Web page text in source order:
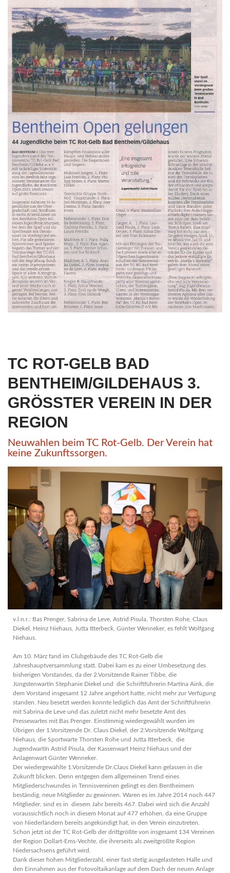
TC ROT-GELB BAD
BENTHEIM/GILDEHAUS 3.
GRÖSSTER VEREIN IN DER R
EGION
Neuwahlen beim TC Rot-Gelb. Der Verein hat
keine Zukunftssorgen.
v.l.n.r.: Bas Prenger, Sabrina de Leve, Astrid Pisula, Thorsten Rohe, Claus
Diekel, Heinz Niehaus, Jutta Itterbeck, Günter Wenneker, es fehlt Wolfgang
Niehaus.
Am 10. März fand im Clubgebäude des TC Rot-Gelb die
Jahreshauptversammlung statt. Dabei kam es zu einer Umbesetzung des
bisherigen Vorstandes, da der 2.Vorsitzende Rainer Tibbe, die
Jüngstenwartin Stephanie Diekel und die Schriftführerin Martina Aink, die
dem Vorstand insgesamt 12 Jahre angehört hatte, nicht mehr zur Verfügung
standen. Neu besetzt werden konnte lediglich das Amt der Schriftführerin
mit Sabrina de Leve und das zuletzt nicht mehr besetzte Amt des
Pressewartes mit Bas Prenger. Einstimmig wiedergewählt wurden im
Übrigen der 1.Vorsitzende Dr. Claus Diekel, der 2.Vorsitzende Wolfgang
Niehaus, die Sportwarte Thorsten Rohe und Jutta Itterbeck, die
Jugendwartin Astrid Pisula, der Kassenwart Heinz Niehaus und der
Anlagenwart Günter Wenneker.
Der wiedergewählte 1.Vorsitzende Dr.Claus Diekel kann gelassen in die
Zukunft blicken. Denn entgegen dem allgemeinen Trend eines
Mitgliederschwundes in Tennisvereinen gelingt es den Bentheimern
beständig, neue Mitglieder zu gewinnen. Waren es im Jahre 2014 noch 447
Mitglieder, sind es in diesem Jahr bereits 467. Dabei wird sich die Anzahl
voraussichtlich noch in diesem Monat auf 477 erhöhen, da eine Gruppe
von Niederländern bereits angekündigt hat, in den Verein einzutreten.
Schon jetzt ist der TC Rot-Gelb der drittgrößte von insgesamt 134 Vereinen
der Region Dollart-Ems-Vechte, die ihrerseits als zweitgrößte Region
Niedersachsens geführt wird.
Dank dieser hohen Mitgliederzahl, einer fast stetig ausgelasteten Halle und
den Einnahmen aus der Fotovoltaikanlage auf dem Dach der neuen Anlage